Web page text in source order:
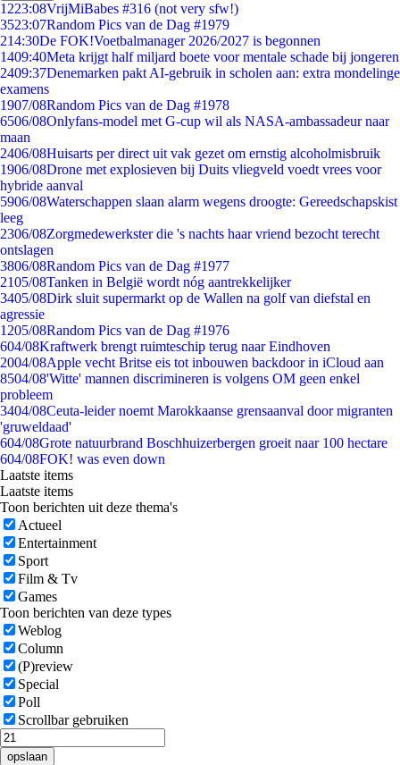
1223:08VrijMiBabes #316 (not very sfw!)
3523:07Random Pics van de Dag #1979
214:30De FOK!Voetbalmanager 2026/2027 is begonnen
1409:40Meta krijgt half miljard boete voor mentale schade bij jongeren
2409:37Denemarken pakt AI-gebruik in scholen aan: extra mondelinge
examens
1907/08Random Pics van de Dag #1978
6506/08Onlyfans-model met G-cup wil als NASA-ambassadeur naar
maan
2406/08Huisarts per direct uit vak gezet om ernstig alcoholmisbruik
1906/08Drone met explosieven bij Duits vliegveld voedt vrees voor
hybride aanval
5906/08Waterschappen slaan alarm wegens droogte: Gereedschapskist
leeg
2306/08Zorgmedewerkster die 's nachts haar vriend bezocht terecht
ontslagen
3806/08Random Pics van de Dag #1977
2105/08Tanken in België wordt nóg aantrekkelijker
3405/08Dirk sluit supermarkt op de Wallen na golf van diefstal en
agressie
1205/08Random Pics van de Dag #1976
604/08Kraftwerk brengt ruimteschip terug naar Eindhoven
2004/08Apple vecht Britse eis tot inbouwen backdoor in iCloud aan
8504/08'Witte' mannen discrimineren is volgens OM geen enkel
probleem
3404/08Ceuta-leider noemt Marokkaanse grensaanval door migranten
'gruweldaad'
604/08Grote natuurbrand Boschhuizerbergen groeit naar 100 hectare
604/08FOK! was even down
Laatste items
Laatste items
Toon berichten uit deze thema's
Actueel
Entertainment
Sport
Film & Tv
Games
Toon berichten van deze types
Weblog
Column
(P)review
Special
Poll
Scrollbar gebruiken
opslaan